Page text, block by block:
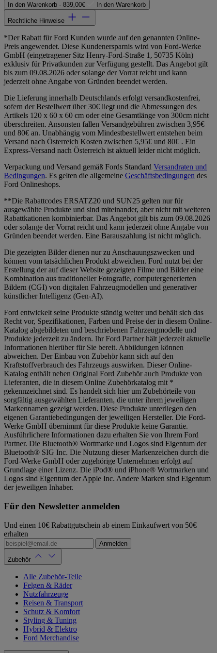
In den Warenkorb - 839,00€ In den Warenkorb
Rechtliche Hinweise
*Der Rabatt für Ford Kunden wurde auf den genannten Online-
Preis angewendet. Diese Kundenersparnis wird von Ford-Werke
GmbH (eingetragener Sitz Henry-Ford-Straße 1, 50735 Köln)
exklusiv für Privatkunden zur Verfügung gestellt. Das Angebot gilt
bis zum 09.08.2026 oder solange der Vorrat reicht und kann
jederzeit ohne Angabe von Gründen beendet werden.
Die Lieferung innerhalb Deutschlands erfolgt versandkostenfrei,
sofern der Bestellwert über 30€ liegt und die Abmessungen des
Artikels 120 x 60 x 60 cm oder eine Gesamtlänge von 300cm nicht
überschreiten. Ansonsten fallen Versandgebühren zwischen 3,95€
und 80€ an. Unabhängig vom Mindestbestellwert entstehen beim
Versand nach Österreich Kosten zwischen 5,95€ und 80€ . Ein
Express-Versand nach Österreich ist aktuell leider nicht möglich.
Verpackung und Versand gemäß Fords Standard Versandraten und
Bedingungen. Es gelten die allgemeine Geschäftsbedingungen des
Ford Onlineshops.
**Die Rabattcodes ERSATZ20 und SUN25 gelten nur für
ausgewählte Produkte und sind miteinander, aber nicht mit weiteren
Rabattkationen kombinierbar. Das Angebot gilt bis zum 09.08.2026
oder solange der Vorrat reicht und kann jederzeit ohne Angabe von
Gründen beendet werden. Eine Barauszahlung ist nicht möglich.
Die gezeigten Bilder dienen nur zu Anschauungszwecken und
können vom tatsächlichen Produkt abweichen. Ford nutzt bei der
Erstellung der auf dieser Website gezeigten Filme und Bilder eine
Kombination aus traditioneller Fotografie, computergenerierten
Bildern (CGI) von digitalen Fahrzeugmodellen und generativer
künstlicher Intelligenz (Gen-AI).
Ford entwickelt seine Produkte ständig weiter und behält sich das
Recht vor, Spezifikationen, Farben und Preise der in diesem Online-
Katalog abgebildeten und beschriebenen Fahrzeugmodelle und
Produkte jederzeit zu ändern. Ihr Ford Partner hält jederzeit aktuelle
Informationen hierüber für Sie bereit. Abbildungen können
abweichen. Der Einbau von Zubehör kann sich auf den
Kraftstoffverbrauch des Fahrzeugs auswirken. Dieser Online-
Katalog enthält neben Original Ford Zubehör auch Produkte von
Lieferanten, die in diesem Online Zubehörkatalog mit *
gekennzeichnet sind. Es handelt sich hier um Zubehörteile von
sorgfältig ausgewählten Lieferanten, die unter ihrem jeweiligen
Markennamen gezeigt werden. Diese Produkte unterliegen den
eigenen Garantiebedingungen der jeweiligen Hersteller. Die Ford-
Werke GmbH übernimmt für diese Produkte keine Garantie.
Ausführlichere Informationen dazu erhalten Sie von Ihrem Ford
Partner. Die Bluetooth® Wortmarke und Logos sind Eigentum der
Bluetooth® SIG Inc. Die Nutzung dieser Markenzeichen durch die
Ford-Werke GmbH oder zugehörige Unternehmen erfolgt auf
Grundlage einer Lizenz. Die iPod® und iPhone® Wortmarken und
Logos sind Eigentum der Apple Inc. Andere Marken sind Eigentum
der jeweiligen Inhaber.
Für den Newsletter anmelden
Und einen 10€ Rabattgutschein ab einem Einkaufwert von 50€
erhalten
Anmelden
Zubehör
Alle Zubehör-Teile
Felgen & Räder
Nutzfahrzeuge
Reisen & Transport
Schutz & Komfort
Styling & Tuning
Hybrid & Elektro
Ford Merchandise